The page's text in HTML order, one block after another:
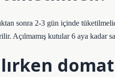
sonra 2-3 gün içinde
Açılmamış kutular 6 aya kadar